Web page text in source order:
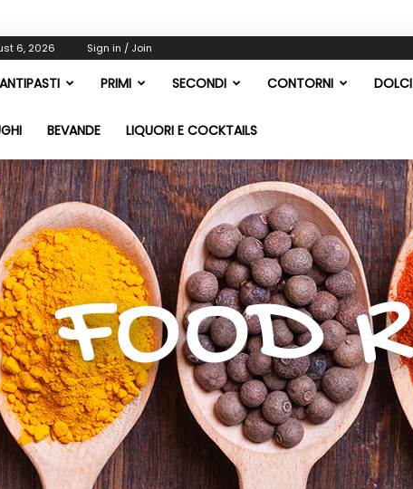
6, 2026 Sign in / Join
ANTIPASTI PRIMI SECONDI CONTORNI DOLCI
BEVANDE LIQUORI E COCKTAILS